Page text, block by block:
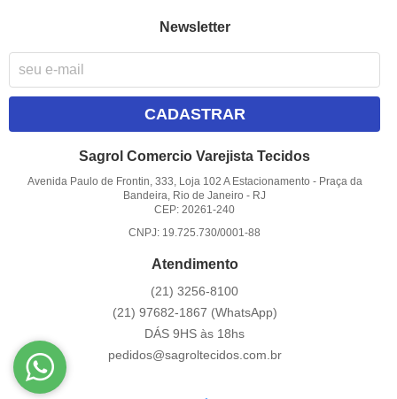
Newsletter
CADASTRAR
Sagrol Comercio Varejista Tecidos
Avenida Paulo de Frontin, 333, Loja 102 A Estacionamento - Praça da
Bandeira, Rio de Janeiro - RJ
CEP: 20261-240
CNPJ: 19.725.730/0001-88
Atendimento
(21) 3256-8100
(21) 97682-1867 (WhatsApp)
DÁS 9HS às 18hs
pedidos@sagroltecidos.com.br